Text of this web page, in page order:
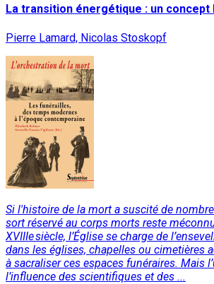
La transition énergétique : un concept
Pierre Lamard, Nicolas Stoskopf
Si l'histoire de la mort a suscité de
sort réservé au corps morts reste
XVIIIe siècle, l’Église se charge de
dans les églises, chapelles ou cimetières
à sacraliser ces espaces funéraires. Mais
l’influence des scientifiques et des ...